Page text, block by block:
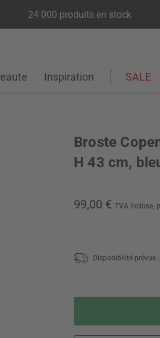
24 000 produits en stock
Inspiration SALE
Broste
H 43 cm,
99,00 € TVA incluse,
Disponibilité prévue :